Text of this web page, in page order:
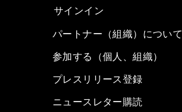
サインイン
パートナー（組織）につい
参加する（個人、組織）
プレスリリース登録
ニュースレター購読